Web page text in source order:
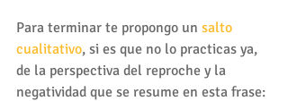
Para terminar te propongo un salto
cualitativo, si es que no lo practicas ya,
de la perspectiva del reproche y la
negatividad que se resume en esta frase: